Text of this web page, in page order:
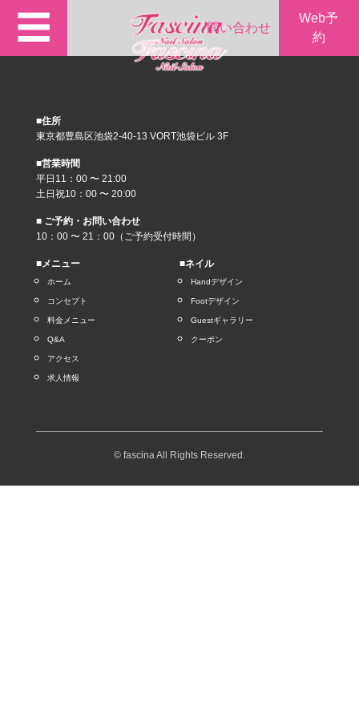
☰ 問い合わせ
Web予
約
■住所
東京都豊島区池袋2-40-13 VORT池袋ビル 3F
■営業時間
平日11：00 〜 21:00
土日祝10：00 〜 20:00
■ ご予約・お問い合わせ
10：00 〜 21：00（ご予約受付時間）
■メニュー
ホーム
コンセプト
料金メニュー
Q&A
アクセス
求人情報
■ネイル
Handデザイン
Footデザイン
Guestギャラリー
クーポン
© fascina All Rights Reserved.